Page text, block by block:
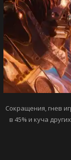
Сокращения, гнев
в 45% и куча